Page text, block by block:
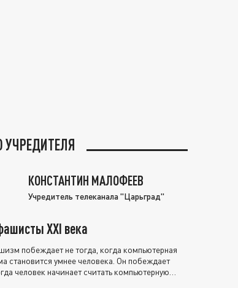
УЧРЕДИТЕЛЯ
КОНСТАНТИН МАЛОФЕЕВ
Учредитель телеканала "Царьград"
XXI века
побеждает не тогда, когда компьютерная
становится умнее человека. Он побеждает
человек начинает считать компьютерную